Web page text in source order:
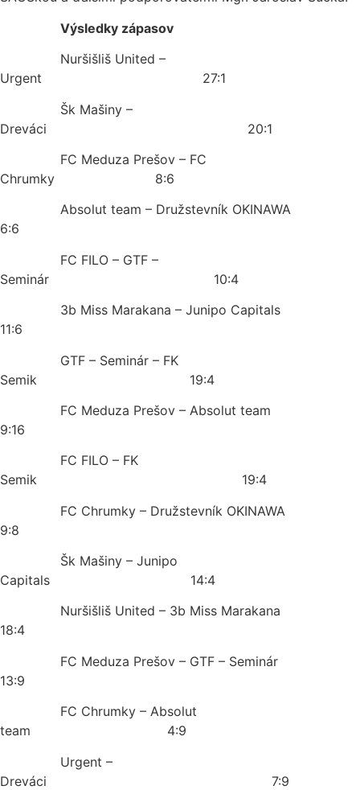
Výsledky zápasov
Nuršišliš United –
Urgent 27:1
Šk Mašiny –
Dreváci 20:1
FC Meduza Prešov – FC
Chrumky 8:6
Absolut team – Družstevník OKINAWA
6:6
FC FILO – GTF –
Seminár 10:4
3b Miss Marakana – Junipo Capitals
11:6
GTF – Seminár – FK
Semik 19:4
FC Meduza Prešov – Absolut team
9:16
FC FILO – FK
Semik 19:4
FC Chrumky – Družstevník OKINAWA
9:8
Šk Mašiny – Junipo
Capitals 14:4
Nuršišliš United – 3b Miss Marakana
18:4
FC Meduza Prešov – GTF – Seminár
13:9
FC Chrumky – Absolut
team 4:9
Urgent –
Dreváci 7:9